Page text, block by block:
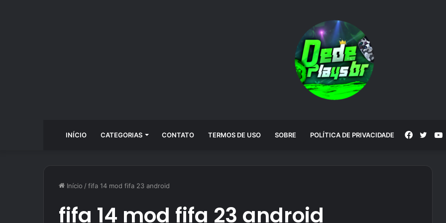
INÍCIO CATEGORIAS CONTATO TERMOS DE USO SOBRE POLÍTICA DE PRIVACIDADE Facebook
Início /fifa 14 mod fifa 23 android
fifa 14 mod fifa 23 android